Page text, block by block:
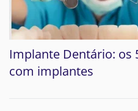
Implante Dentário: os
com implantes